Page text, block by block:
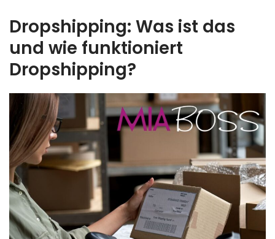
Dropshipping: Was ist das
und wie funktioniert
Dropshipping?